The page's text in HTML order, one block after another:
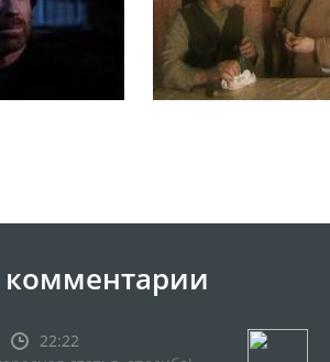
22:22